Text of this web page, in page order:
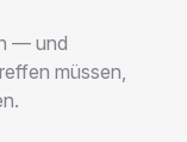
— und
müssen,